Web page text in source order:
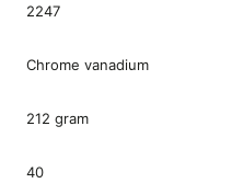
2247
Chrome vanadium
212 gram
40